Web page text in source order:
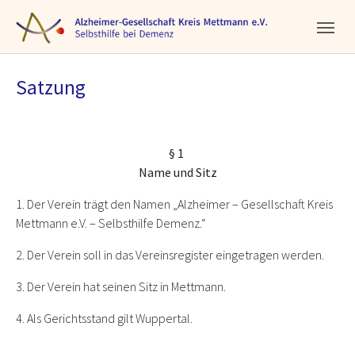
Skip to main navigation
Skip to main content
Skip to page footer
Satzung
§ 1
Name und Sitz
1. Der Verein trägt den Namen „Alzheimer – Gesellschaft Kreis
Mettmann e.V. – Selbsthilfe Demenz.“
2. Der Verein soll in das Vereinsregister eingetragen werden.
3. Der Verein hat seinen Sitz in Mettmann.
4. Als Gerichtsstand gilt Wuppertal.